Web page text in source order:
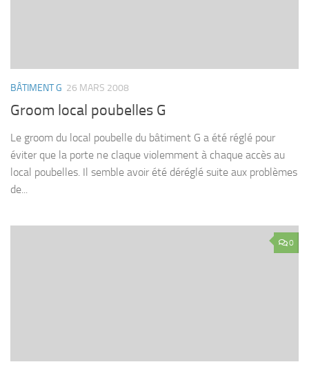
BÂTIMENT G 26 MARS 2008
Groom local poubelles G
Le groom du local poubelle du bâtiment G a été réglé pour
éviter que la porte ne claque violemment à chaque accès au
local poubelles. Il semble avoir été déréglé suite aux problèmes
de...
0